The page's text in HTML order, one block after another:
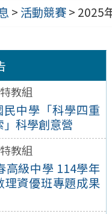
> 活動競賽> 2025
特教組
中學「科學四重
科學創意營
特教組
高級中學 114學年
理資優班專題成果